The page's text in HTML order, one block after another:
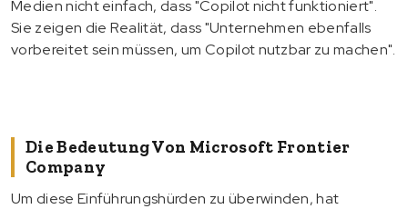
Medien nicht einfach, dass "Copilot nicht funktioniert".
Sie zeigen die Realität, dass "Unternehmen ebenfalls
vorbereitet sein müssen, um Copilot nutzbar zu machen".
Die Bedeutung Von Microsoft Frontier
Company
Um diese Einführungshürden zu überwinden, hat